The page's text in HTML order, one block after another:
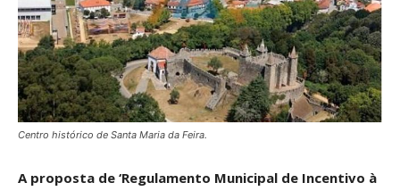
Centro histórico de Santa Maria da Feira.
A proposta de ‘Regulamento Municipal de Incentivo à